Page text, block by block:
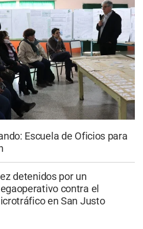
Escuela de Oficios para
detenidos por un
contra el
en San Justo